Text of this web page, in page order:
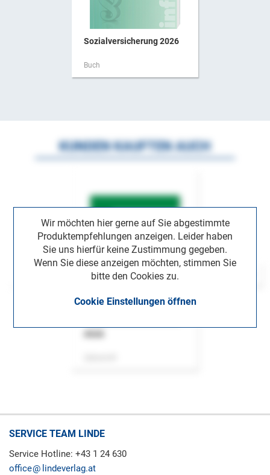
Sozialversicherung 2026
Buch
Wir möchten hier gerne auf Sie abgestimmte
Produktempfehlungen anzeigen. Leider haben
Sie uns hierfür keine Zustimmung gegeben.
Wenn Sie diese anzeigen möchten, stimmen Sie
bitte den Cookies zu.
Cookie Einstellungen öffnen
KUNDEN KAUFTEN AUCH
SERVICE TEAM LINDE
Service Hotline: +43 1 24 630
office
lindeverlag.at